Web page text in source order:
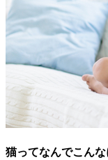
猫ってなんでこん